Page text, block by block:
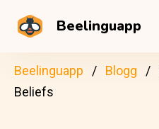
Beelinguapp
Beelinguapp Blogg
Beliefs